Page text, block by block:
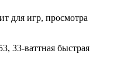
для игр, просмотра
33-ваттная быстрая